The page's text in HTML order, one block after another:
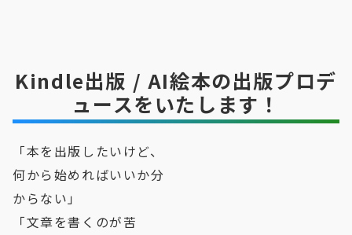
Kindle出版 / AI絵本の出版プロデ
ュースをいたします！
「本を出版したいけど、
何から始めればいいか分
からない」
「文章を書くのが苦